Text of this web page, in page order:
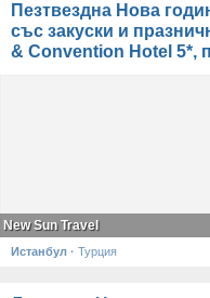
Пезтвездна Нова
със закуски и
& Convention Hotel 5*,
New Sun Travel
Истанбул · Турция